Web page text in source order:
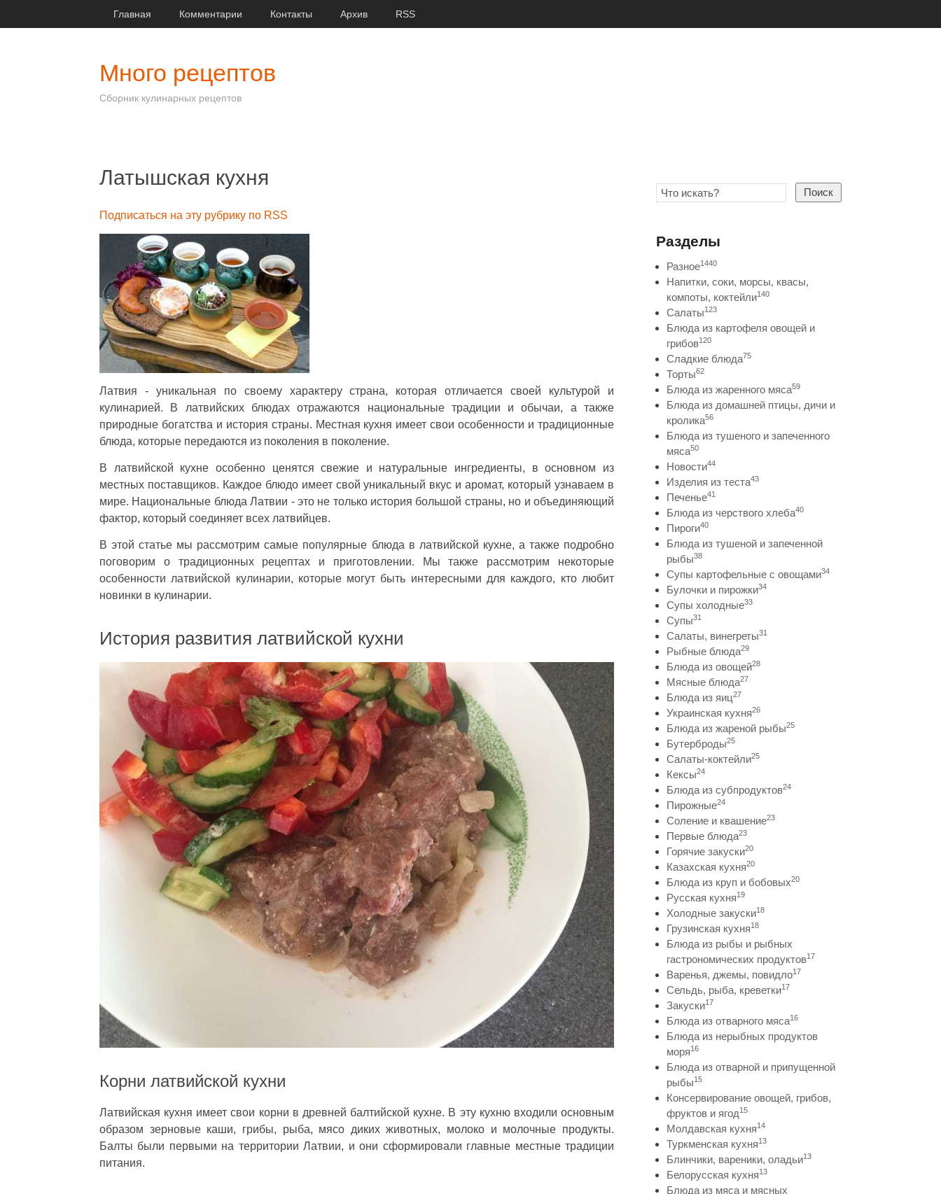
Главная Комментарии Контакты Архив RSS
Много рецептов
Сборник кулинарных рецептов
Латышская кухня
Подписаться на эту рубрику по RSS
Латвия - уникальная по своему характеру страна, которая отличается своей культурой и
кулинарией. В латвийских блюдах отражаются национальные традиции и обычаи, а также
природные богатства и история страны. Местная кухня имеет свои особенности и традиционные
блюда, которые передаются из поколения в поколение.
В латвийской кухне особенно ценятся свежие и натуральные ингредиенты, в основном из
местных поставщиков. Каждое блюдо имеет свой уникальный вкус и аромат, который узнаваем в
мире. Национальные блюда Латвии - это не только история большой страны, но и объединяющий
фактор, который соединяет всех латвийцев.
В этой статье мы рассмотрим самые популярные блюда в латвийской кухне, а также подробно
поговорим о традиционных рецептах и приготовлении. Мы также рассмотрим некоторые
особенности латвийской кулинарии, которые могут быть интересными для каждого, кто любит
новинки в кулинарии.
История развития латвийской кухни
Корни латвийской кухни
Латвийская кухня имеет свои корни в древней балтийской кухне. В эту кухню входили основным
образом зерновые каши, грибы, рыба, мясо диких животных, молоко и молочные продукты.
Балты были первыми на территории Латвии, и они сформировали главные местные традиции
питания.
Поиск
Разделы
Разное1440
Напитки, соки, морсы, квасы,
компоты, коктейли140
Салаты123
Блюда из картофеля овощей и
грибов120
Сладкие блюда75
Торты62
Блюда из жаренного мяса59
Блюда из домашней птицы, дичи и
кролика56
Блюда из тушеного и запеченного
мяса50
Новости44
Изделия из теста43
Печенье41
Блюда из черствого хлеба40
Пироги40
Блюда из тушеной и запеченной
рыбы38
Супы картофельные с овощами34
Булочки и пирожки34
Супы холодные33
Супы31
Салаты, винегреты31
Рыбные блюда29
Блюда из овощей28
Мясные блюда27
Блюда из яиц27
Украинская кухня26
Блюда из жареной рыбы25
Бутерброды25
Салаты-коктейли25
Кексы24
Блюда из субпродуктов24
Пирожные24
Соление и квашение23
Первые блюда23
Горячие закуски20
Казахская кухня20
Блюда из круп и бобовых20
Русская кухня19
Холодные закуски18
Грузинская кухня18
Блюда из рыбы и рыбных
гастрономических продуктов17
Варенья, джемы, повидло17
Сельдь, рыба, креветки17
Закуски17
Блюда из отварного мяса16
Блюда из нерыбных продуктов
моря16
Блюда из отварной и припущенной
рыбы15
Консервирование овощей, грибов,
фруктов и ягод15
Молдавская кухня14
Туркменская кухня13
Блинчики, вареники, оладьи13
Белорусская кухня13
Блюда из мяса и мясных